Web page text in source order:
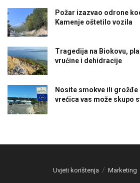
Požar izazvao odrone
Kamenje oštetilo vozila
Tragedija na Biokovu,
vrućine i dehidracije
Nosite smokve ili grožđe
vrećica vas može skupo
Uvjeti korištenja Marketing